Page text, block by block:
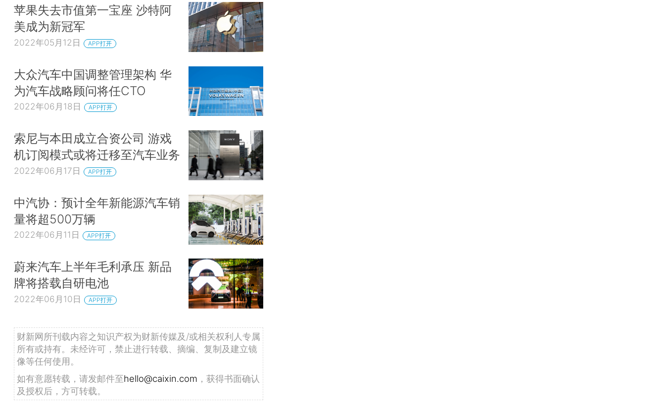
苹果失去市值第一宝座 沙特阿
美成为新冠军
2022年05月12日 APP打开
大众汽车中国调整管理架构 华
为汽车战略顾问将任CTO
2022年06月18日 APP打开
索尼与本田成立合资公司 游戏
机订阅模式或将迁移至汽车业务
2022年06月17日 APP打开
中汽协：预计全年新能源汽车销
量将超500万辆
2022年06月11日 APP打开
蔚来汽车上半年毛利承压 新品
牌将搭载自研电池
2022年06月10日 APP打开
财新网所刊载内容之知识产权为财新传媒及/或相关权利人专属
所有或持有。未经许可，禁止进行转载、摘编、复制及建立镜
像等任何使用。
如有意愿转载，请发邮件至hello@caixin.com ，获得书面确认
及授权后，方可转载。